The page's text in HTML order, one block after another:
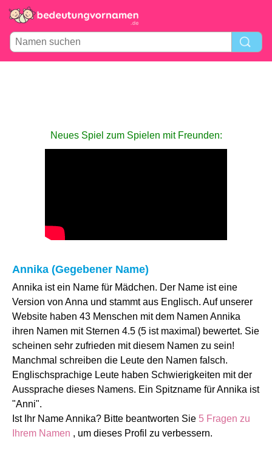
Neues Spiel zum Spielen mit Freunden:
Annika (Gegebener Name)
Annika ist ein Name für Mädchen. Der Name ist eine
Version von Anna und stammt aus Englisch. Auf unserer
Website haben 43 Menschen mit dem Namen Annika
ihren Namen mit Sternen 4.5 (5 ist maximal) bewertet. Sie
scheinen sehr zufrieden mit diesem Namen zu sein!
Manchmal schreiben die Leute den Namen falsch.
Englischsprachige Leute haben Schwierigkeiten mit der
Aussprache dieses Namens. Ein Spitzname für Annika ist
"Anni".
Ist Ihr Name Annika? Bitte beantworten Sie 5 Fragen zu
Ihrem Namen , um dieses Profil zu verbessern.